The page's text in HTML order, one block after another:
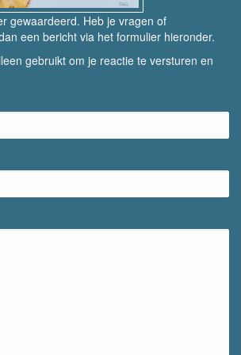
gewaardeerd. Heb je vragen of
een bericht via het formulier hieronder.
gebruikt om je reactie te versturen en